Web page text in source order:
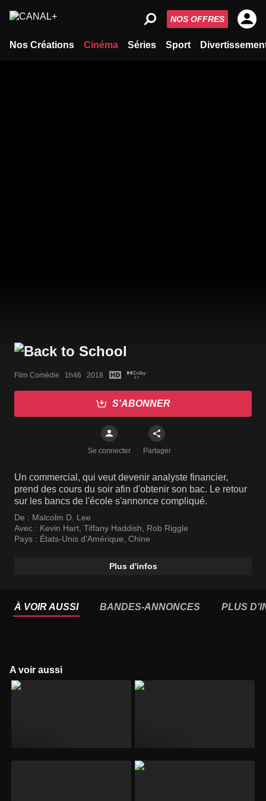
Nos Créations Cinéma Séries Sport
NOS OFFRES
Film Comédie   1h46   2018
S'ABONNER
Se connecter Partager
Un commercial, qui veut devenir analyste financier,
prend des cours du soir afin d'obtenir son bac. Le retour
sur les bancs de l'école s'annonce compliqué.
De : Malcolm D. Lee
Avec : Kevin Hart, Tiffany Haddish, Rob Riggle
Pays : États-Unis d'Amérique, Chine
Plus d'infos
À VOIR AUSSI BANDES-ANNONCES PLUS
A voir aussi